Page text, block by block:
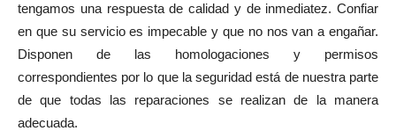
tengamos una respuesta de calidad y de inmediatez. Confiar
en que su servicio es impecable y que no nos van a engañar.
Disponen de las homologaciones y permisos
correspondientes por lo que la seguridad está de nuestra parte
de que todas las reparaciones se realizan de la manera
adecuada.